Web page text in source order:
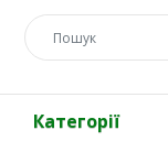
Категорії